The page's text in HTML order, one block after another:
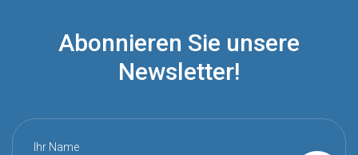
Abonnieren Sie unsere
Newsletter!
Ihr Name